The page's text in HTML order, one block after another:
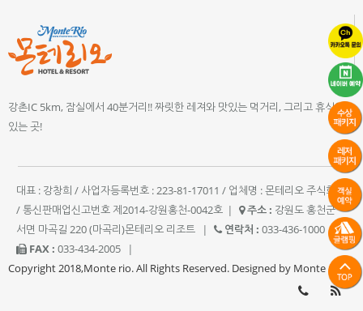
강촌IC 5km, 잠실에서 40분거리!! 짜릿한 레져와 맛있는 먹거리, 그리고 휴식이
있는 곳!
대표 : 강창희 / 사업자등록번호 : 223-81-17011 / 업체명 : 몬테리오 주식회사
/ 통신판매업신고번호 제2014-강원홍천-0042호 | 주소 : 강원도 홍천군
서면 마곡길 220 (마곡리)몬테리오 리조트
| 연락처 : 033-436-1000
|
FAX : 033-434-2005
|
Copyright 2018,Monte rio. All Rights Reserved. Designed by Monte rio.